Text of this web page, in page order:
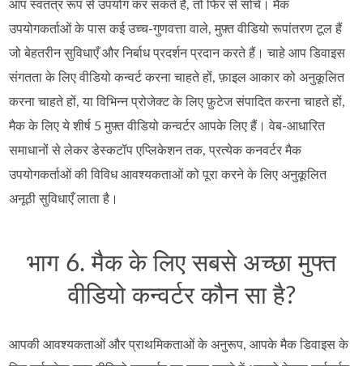
आप स्वतंत्र रूप से उपयोग कर सकते हैं, तो फिर से सोचें। मैक
उपयोगकर्ताओं के पास कई उच्च-गुणवत्ता वाले, मुफ़्त वीडियो रूपांतरण टूल हैं
जो बेहतरीन सुविधाएँ और निर्बाध प्रदर्शन प्रदान करते हैं। चाहे आप डिवाइस
संगतता के लिए वीडियो कन्वर्ट करना चाहते हों, फ़ाइल आकार को अनुकूलित
करना चाहते हों, या विभिन्न प्रोजेक्ट के लिए फ़ुटेज संपादित करना चाहते हों,
मैक के लिए ये शीर्ष 5 मुफ़्त वीडियो कन्वर्टर आपके लिए हैं। वेब-आधारित
समाधानों से लेकर डेस्कटॉप एप्लिकेशन तक, प्रत्येक कनवर्टर मैक
उपयोगकर्ताओं की विविध आवश्यकताओं को पूरा करने के लिए अनुकूलित
अनूठी सुविधाएँ लाता है।
भाग 6. मैक के लिए सबसे अच्छा मुफ्त
वीडियो कन्वर्टर कौन सा है?
आपकी आवश्यकताओं और प्राथमिकताओं के अनुरूप, आपके मैक डिवाइस के